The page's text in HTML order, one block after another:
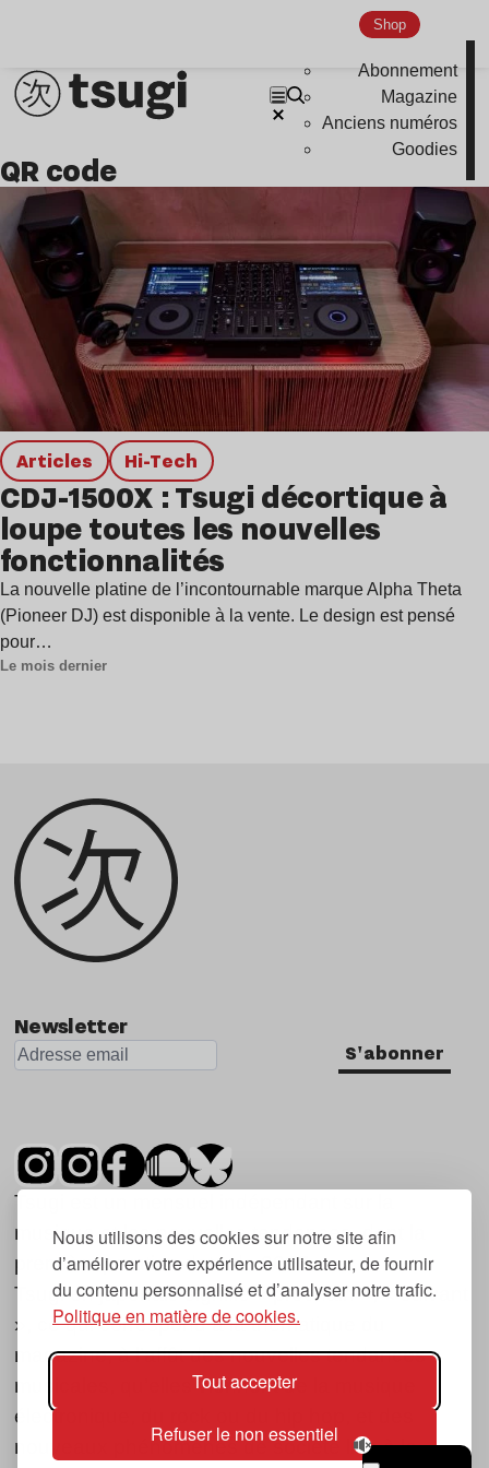
Nous utilisons des cookies sur notre site afin
d’améliorer votre expérience utilisateur, de fournir
du contenu personnalisé et d’analyser notre trafic.
Politique en matière de cookies.
Tout accepter
Refuser le non essentiel
Shop
Abonnement
Magazine
Anciens numéros
Goodies
Indie
QR code
Articles Hi-Tech
CDJ-1500X : Tsugi décortique à
loupe toutes les nouvelles
fonctionnalités
La nouvelle platine de l’incontournable marque Alpha Theta
(Pioneer DJ) est disponible à la vente. Le design est pensé
pour…
Le mois dernier
Newsletter
S'abonner
Tsugi est un mensuel indépendant sur la
musique et les nouvelles tendances, dont la
première parution date de 2007.
Tsugi en japonais signifie « prochain », « suivant
», ce qui correspond à la thématique du
magazine, à l’affût des nouvelles tendances
musicales, qu’elles viennent de la musique
électronique, du rock ou du hip hop, et des
nouveaux phénomènes de société liés à la